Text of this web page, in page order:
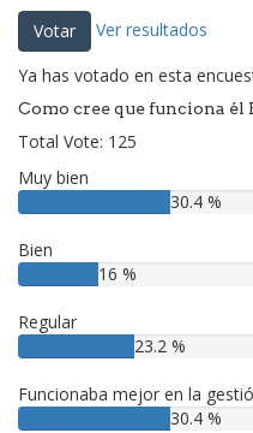
Votar Ver resultados
Ya has votado en esta
Como cree que funciona
Total Vote: 125
Muy bien
30.4 %
Bien
16 %
Regular
23.2 %
Funcionaba mejor en la
30.4 %